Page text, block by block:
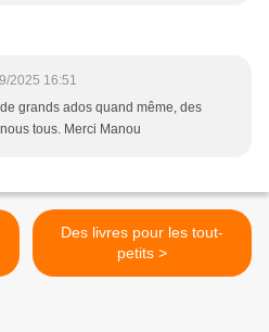
2025 16:51
grands ados quand même, des
tous. Merci Manou
Des livres pour les tout-
petits >